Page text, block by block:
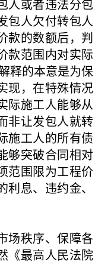
人或者违法分包
包人欠付转包人
款的数额后，判
款范围内对实际
释的本意是为保
现，在特殊情况
际施工人能够从
非让发包人就转
施工人的所有债
够突破合同相对
范围限为工程价
息、违约金、
秩序、保障各
《最高人民法院